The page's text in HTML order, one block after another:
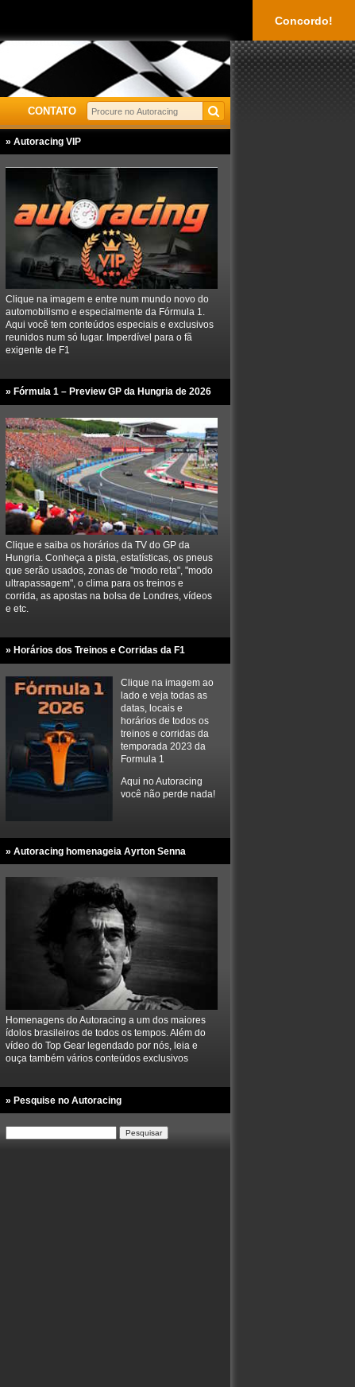
Concordo!
CONTATO
» Autoracing VIP
Clique na imagem e entre num mundo novo do
automobilismo e especialmente da Fórmula 1.
Aqui você tem conteúdos especiais e exclusivos
reunidos num só lugar. Imperdível para o fã
exigente de F1
» Fórmula 1 – Preview GP da Hungria de 2026
Clique e saiba os horários da TV do GP da
Hungria. Conheça a pista, estatísticas, os pneus
que serão usados, zonas de "modo reta", "modo
ultrapassagem", o clima para os treinos e
corrida, as apostas na bolsa de Londres, vídeos
e etc.
» Horários dos Treinos e Corridas da F1
Clique na imagem ao
lado e veja todas as
datas, locais e
horários de todos os
treinos e corridas da
temporada 2023 da
Formula 1
Aqui no Autoracing
você não perde nada!
» Autoracing homenageia Ayrton Senna
Homenagens do Autoracing a um dos maiores
ídolos brasileiros de todos os tempos. Além do
vídeo do Top Gear legendado por nós, leia e
ouça também vários conteúdos exclusivos
» Pesquise no Autoracing
Pesquisar
por: